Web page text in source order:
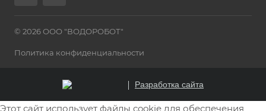
© 2026 ООО "ВОДОРОБОТ"
Политика конфиденциальности
Разработка сайта
Этот сайт использует файлы cookie для обеспечения